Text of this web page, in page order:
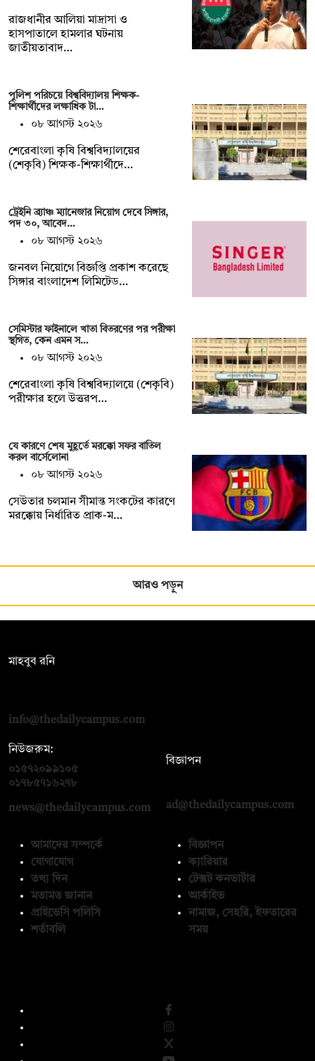
রাজধানীর আলিয়া মাদ্রাসা ও
হাসপাতালে হামলার ঘটনায়
জাতীয়তাবাদ…
পুলিশ পরিচয়ে বিশ্ববিদ্যালয় শিক্ষক-
শিক্ষার্থীদের লক্ষাধিক টা…
০৮ আগস্ট ২০২৬
শেরেবাংলা কৃষি বিশ্ববিদ্যালয়ের
(শেকৃবি) শিক্ষক-শিক্ষার্থীদে…
ট্রেইনি ব্র্যাঞ্চ ম্যানেজার নিয়োগ দেবে সিঙ্গার,
পদ ৩০, আবেদ…
০৮ আগস্ট ২০২৬
জনবল নিয়োগে বিজ্ঞপ্তি প্রকাশ করেছে
সিঙ্গার বাংলাদেশ লিমিটেড…
সেমিস্টার ফাইনালে খাতা বিতরণের পর পরীক্ষা
স্থগিত, কেন এমন স…
০৮ আগস্ট ২০২৬
শেরেবাংলা কৃষি বিশ্ববিদ্যালয়ে (শেকৃবি)
পরীক্ষার হলে উত্তরপ…
যে কারণে শেষ মুহূর্তে মরক্কো সফর বাতিল
করল বার্সেলোনা
০৮ আগস্ট ২০২৬
সেউতার চলমান সীমান্ত সংকটের কারণে
মরক্কোয় নির্ধারিত প্রাক-ম…
আরও পড়ুন
মাহবুব রনি
info@thedailycampus.com
নিউজরুম:
০১৫৭২০৯৯১০৫
০১৭৮৫৭১৬২৭৮
news@thedailycampus.com
বিজ্ঞাপন
ad@thedailycampus.com
আমাদের সম্পর্কে
যোগাযোগ
তথ্য দিন
মতামত জানান
প্রাইভেসি পলিসি
শর্তাবলি
বিজ্ঞাপন
ক্যারিয়ার
টেক্সট কনভার্টার
আর্কাইভ
নামাজ, সেহরি, ইফতারের
সময়